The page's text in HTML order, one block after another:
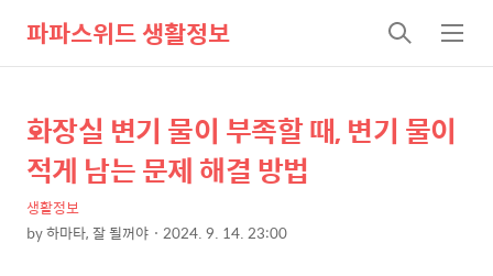
파파스위드 생활정보
검
색
메
뉴
상
세
텐
본
제
목
화장실 변기 물이 부족할 때, 변기 물이
적게 남는 문제 해결 방법
생활정보
by하마타, 잘 될꺼야 2024. 9. 14. 23:00